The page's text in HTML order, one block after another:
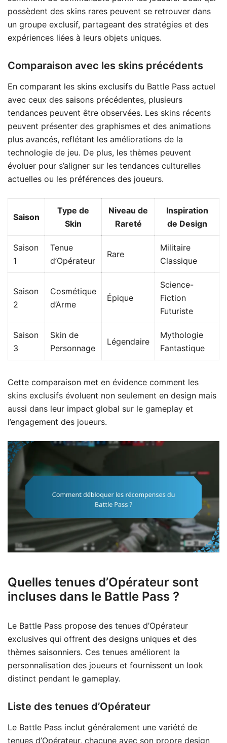
possèdent des skins rares peuvent se retrouver dans
un groupe exclusif, partageant des stratégies et des
expériences liées à leurs objets uniques.
Comparaison avec les skins précédents
En comparant les skins exclusifs du Battle Pass actuel
avec ceux des saisons précédentes, plusieurs
tendances peuvent être observées. Les skins récents
peuvent présenter des graphismes et des animations
plus avancés, reflétant les améliorations de la
technologie de jeu. De plus, les thèmes peuvent
évoluer pour s’aligner sur les tendances culturelles
actuelles ou les préférences des joueurs.
Saison
Type de
Skin
Niveau de
Rareté
Inspiration
de Design
Saison
1
Tenue
d’Opérateur
Rare
Militaire
Classique
Saison
2
Cosmétique
d’Arme
Épique
Science-
Fiction
Futuriste
Saison
3
Skin de
Personnage
Légendaire
Mythologie
Fantastique
Cette comparaison met en évidence comment les
skins exclusifs évoluent non seulement en design mais
aussi dans leur impact global sur le gameplay et
l’engagement des joueurs.
Quelles tenues d’Opérateur sont
incluses dans le Battle Pass ?
Le Battle Pass propose des tenues d’Opérateur
exclusives qui offrent des designs uniques et des
thèmes saisonniers. Ces tenues améliorent la
personnalisation des joueurs et fournissent un look
distinct pendant le gameplay.
Liste des tenues d’Opérateur
Le Battle Pass inclut généralement une variété de
tenues d’Opérateur, chacune avec son propre design